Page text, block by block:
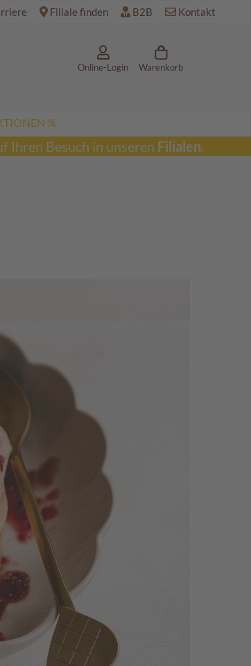
Filiale finden B2B Kontakt
Online-Login Warenkorb
%
Ihren Besuch in unseren Filialen.